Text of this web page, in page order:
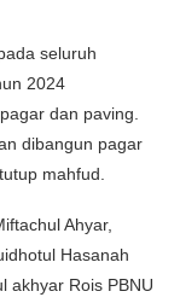
seluruh
2024
dan paving.
dibangun pagar
mahfud.
Ahyar,
Hasanah
akhyar Rois PBNU